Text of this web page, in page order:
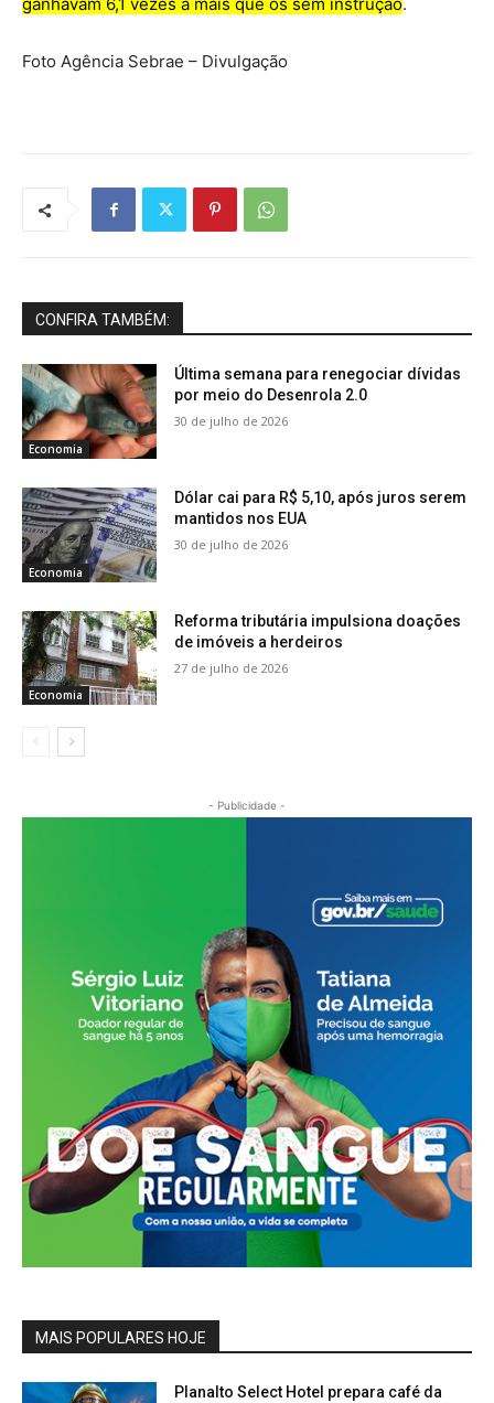
ganhavam 6,1 vezes a mais que os sem instrução.
Foto Agência Sebrae – Divulgação
CONFIRA TAMBÉM:
Economia
Última semana para renegociar dívidas
por meio do Desenrola 2.0
30 de julho de 2026
Economia
Dólar cai para R$ 5,10, após juros serem
mantidos nos EUA
30 de julho de 2026
Economia
Reforma tributária impulsiona doações
de imóveis a herdeiros
27 de julho de 2026
- Publicidade -
MAIS POPULARES HOJE
Planalto Select Hotel prepara café da